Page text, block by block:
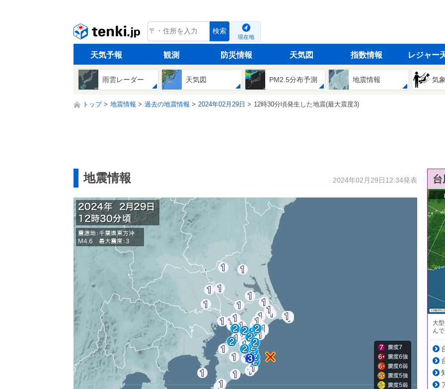
tenki.jp 検索
現在地
天気予報 観測 防災情報 天気図 指数情報 レジャー
雨雲レーダー 天気図 PM2.5分布予測 地震情報 気
トップ 地震情報 過去の地震情報 2024年02月29日 12時30分頃発生した地震(最大震度3)
地震情報 2024年02月29日12:34発表
大
ん